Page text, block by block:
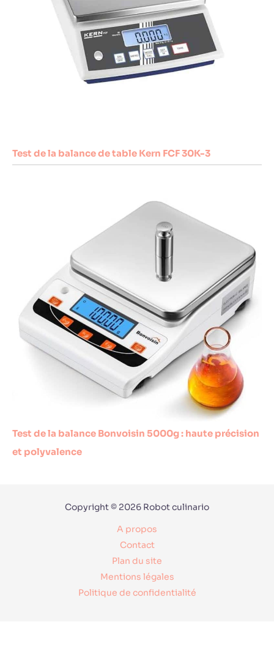
Test de la balance de table Kern FCF 30K-3
Test de la balance Bonvoisin 5000g : haute précision
et polyvalence
Copyright © 2026 Robot culinario
A propos
Contact
Plan du site
Mentions légales
Politique de confidentialité